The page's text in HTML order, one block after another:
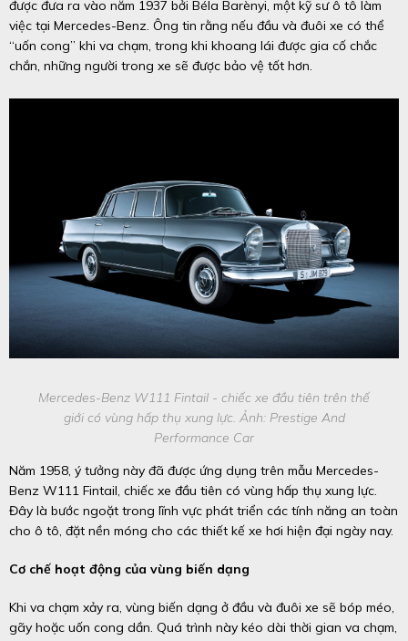
được đưa ra vào năm 1937 bởi Béla Barènyi, một kỹ sư ô tô làm
việc tại Mercedes-Benz. Ông tin rằng nếu đầu và đuôi xe có thể
“uốn cong” khi va chạm, trong khi khoang lái được gia cố chắc
chắn, những người trong xe sẽ được bảo vệ tốt hơn.
Mercedes-Benz W111 Fintail - chiếc xe đầu tiên trên thế
giới có vùng hấp thụ xung lực. Ảnh: Prestige And
Performance Car
Năm 1958, ý tưởng này đã được ứng dụng trên mẫu Mercedes-
Benz W111 Fintail, chiếc xe đầu tiên có vùng hấp thụ xung lực.
Đây là bước ngoặt trong lĩnh vực phát triển các tính năng an toàn
cho ô tô, đặt nền móng cho các thiết kế xe hơi hiện đại ngày nay.
Cơ chế hoạt động của vùng biến dạng
Khi va chạm xảy ra, vùng biến dạng ở đầu và đuôi xe sẽ bóp méo,
gãy hoặc uốn cong dần. Quá trình này kéo dài thời gian va chạm,